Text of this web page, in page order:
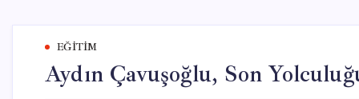
EĞITIM
Aydın Çavuşoğlu, Son